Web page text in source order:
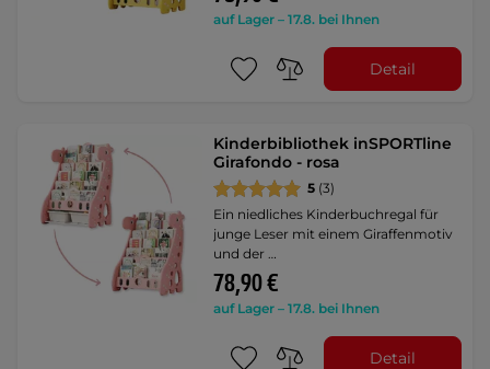
auf Lager – 17.8. bei Ihnen
Detail
Kinderbibliothek inSPORTline
Girafondo - rosa
5 (3)
Ein niedliches Kinderbuchregal für
junge Leser mit einem Giraffenmotiv
und der …
78,90 €
auf Lager – 17.8. bei Ihnen
Detail